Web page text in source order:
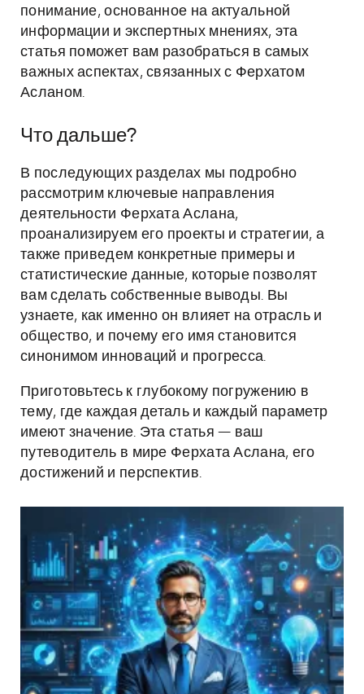
понимание, основанное на актуальной
информации и экспертных мнениях, эта
статья поможет вам разобраться в самых
важных аспектах, связанных с Ферхатом
Асланом.
Что дальше?
В последующих разделах мы подробно
рассмотрим ключевые направления
деятельности Ферхата Аслана,
проанализируем его проекты и стратегии, а
также приведем конкретные примеры и
статистические данные, которые позволят
вам сделать собственные выводы. Вы
узнаете, как именно он влияет на отрасль и
общество, и почему его имя становится
синонимом инноваций и прогресса.
Приготовьтесь к глубокому погружению в
тему, где каждая деталь и каждый параметр
имеют значение. Эта статья — ваш
путеводитель в мире Ферхата Аслана, его
достижений и перспектив.